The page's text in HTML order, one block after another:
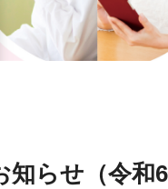
知らせ（令和